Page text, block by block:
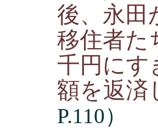
後、永田
移住者た
千円にす
額を返済
P.110）